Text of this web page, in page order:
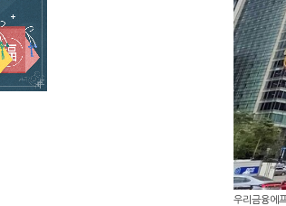
우리금융에